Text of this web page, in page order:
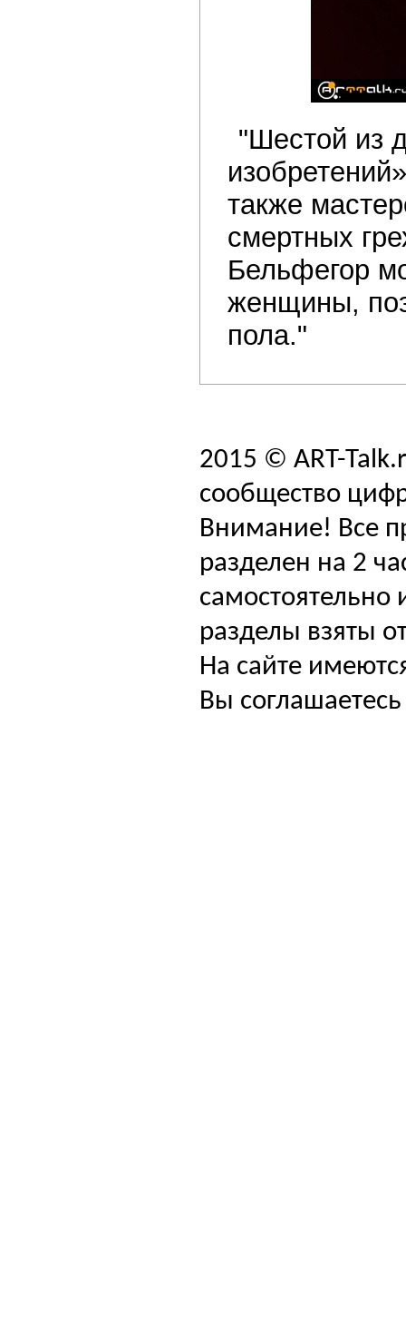
"Шестой из
также
смертных
Бельфегор
женщины,
пола."
2015 © ART-
сообщество
Внимание! Все
разделен на 2
самостоятельно
разделы взяты
На сайте
Вы